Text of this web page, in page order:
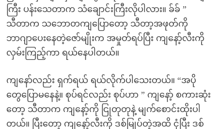
ကြီး ပန်းသေတာက သံချောင်းကြီးလိုပါလား။ ခ်ခ် ”
သီတာက သဘောတကျပြောတော့ သီတာ့အဖုတ်ကို
ဘာဂျာပေးနေတဲ့ဇော်မျိုးက အမှုတ်ရပ်ပြီး ကျနော့်လီးကို
လှမ်းကြည့်ကာ ရယ်နေပါတယ်။
ကျနော်လည်း ရှက်ရယ် ရယ်လိုက်ပါသေးတယ်။ “အပို
တွေပြောမနေနဲ့။ စုပ်ရင်လည်း စုပ်ဟာ ” ကျနော့် စကားဆုံး
တော့ သီတာက ကျနော့်ကို ငြုတုတုနဲ့ မျက်စောင်းထိုးပါ
တယ်။ ပြီးတော့ ကျနော့်လီးကို ဒစ်မြုပ်တဲ့အထိ ငုံပြီး ဒစ်